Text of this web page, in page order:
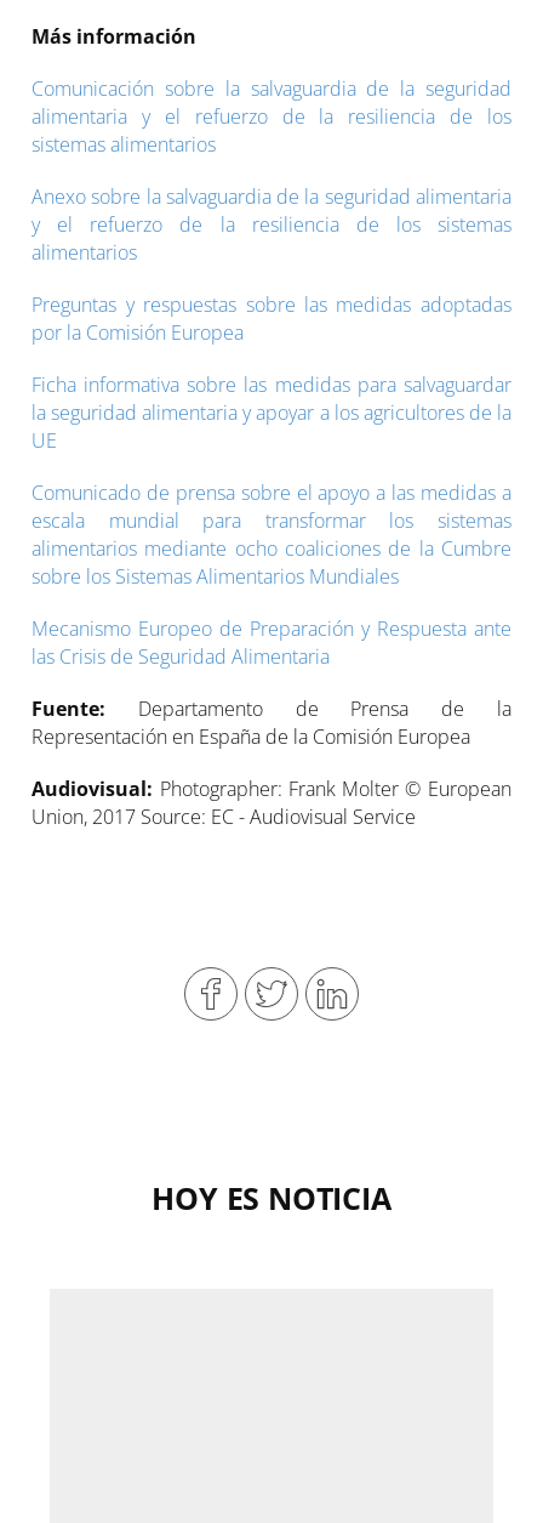
Más información
Comunicación sobre la salvaguardia de la seguridad
alimentaria y el refuerzo de la resiliencia de los
sistemas alimentarios
Anexo sobre la salvaguardia de la seguridad alimentaria
y el refuerzo de la resiliencia de los sistemas
alimentarios
Preguntas y respuestas sobre las medidas adoptadas
por la Comisión Europea
Ficha informativa sobre las medidas para salvaguardar
la seguridad alimentaria y apoyar a los agricultores de la
UE
Comunicado de prensa sobre el apoyo a las medidas a
escala mundial para transformar los sistemas
alimentarios mediante ocho coaliciones de la Cumbre
sobre los Sistemas Alimentarios Mundiales
Mecanismo Europeo de Preparación y Respuesta ante
las Crisis de Seguridad Alimentaria
Fuente: Departamento de Prensa de la
Representación en España de la Comisión Europea
Audiovisual: Photographer: Frank Molter © European
Union, 2017 Source: EC - Audiovisual Service
HOY ES NOTICIA